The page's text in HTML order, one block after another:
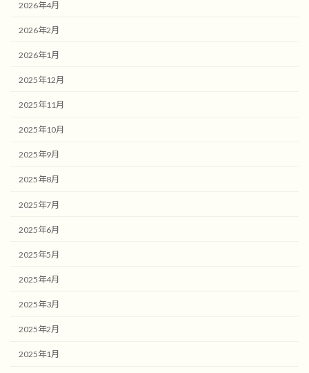
2026年4月
2026年2月
2026年1月
2025年12月
2025年11月
2025年10月
2025年9月
2025年8月
2025年7月
2025年6月
2025年5月
2025年4月
2025年3月
2025年2月
2025年1月